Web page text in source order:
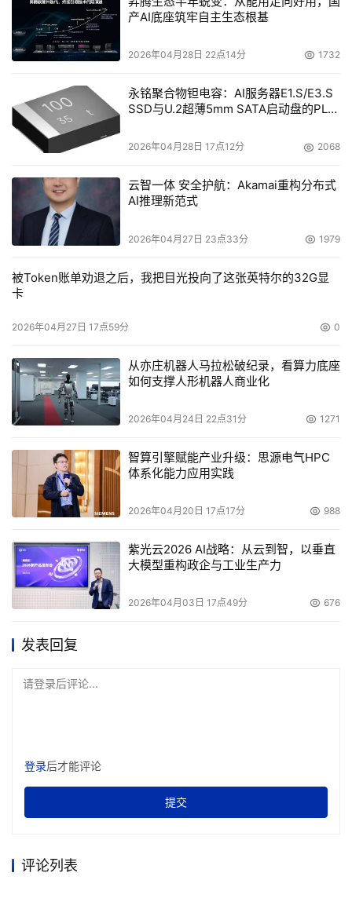
产AI底座筑牢自主生态根基
2026年04月28日 22点14分 1732
永铭聚合物钽电容：AI服务器E1.S/E3.S
SSD与U.2超薄5mm SATA启动盘的PLP
2026年04月28日 17点12分 2068
云智一体 安全护航：Akamai重构分布式
AI推理新范式
2026年04月27日 23点33分 1979
被Token账单劝退之后，我把目光投向了这张英特尔的32G显
卡
2026年04月27日 17点59分 0
从亦庄机器人马拉松破纪录，看算力底座
如何支撑人形机器人商业化
2026年04月24日 22点31分 1271
智算引擎赋能产业升级：思源电气HPC
体系化能力应用实践
2026年04月20日 17点17分 988
紫光云2026 AI战略：从云到智，以垂直
大模型重构政企与工业生产力
2026年04月03日 17点49分 676
发表回复
请登录后评论...
登录后才能评论
提交
评论列表